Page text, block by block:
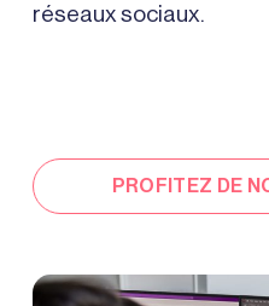
réseaux sociaux.
PROFITEZ DE